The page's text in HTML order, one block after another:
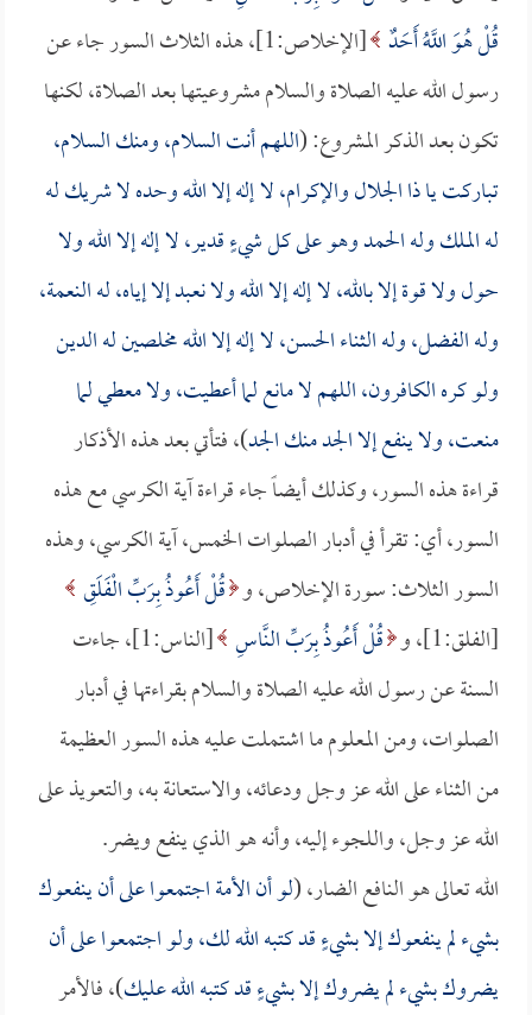
قُلْ هُوَ اللَّهُ أَحَدٌ
[الإخلاص:1]، هذه الثلاث السور جاء عن
رسول الله عليه الصلاة والسلام مشروعيتها بعد الصلاة، لكنها
تكون بعد الذكر المشروع: (اللهم أنت السلام، ومنك السلام،
تباركت يا ذا الجلال والإكرام، لا إله إلا الله وحده لا شريك له
له الملك وله الحمد وهو على كل شيءٍ قدير، لا إله إلا الله ولا
حول ولا قوة إلا بالله، لا إله إلا الله ولا نعبد إلا إياه، له النعمة،
وله الفضل، وله الثناء الحسن، لا إله إلا الله مخلصين له الدين
ولو كره الكافرون، اللهم لا مانع لما أعطيت، ولا معطي لما
منعت، ولا ينفع إلا الجد منك الجد)، فتأتي بعد هذه الأذكار
قراءة هذه السور، وكذلك أيضاً جاء قراءة آية الكرسي مع هذه
السور، أي: تقرأ في أدبار الصلوات الخمس، آية الكرسي، وهذه
السور الثلاث: سورة الإخلاص، و قُلْ أَعُوذُ بِرَبِّ الْفَلَقِ
[الفلق:1]، و
قُلْ أَعُوذُ بِرَبِّ النَّاسِ
[الناس:1]، جاءت
السنة عن رسول الله عليه الصلاة والسلام بقراءتها في أدبار
الصلوات، ومن المعلوم ما اشتملت عليه هذه السور العظيمة
من الثناء على الله عز وجل ودعائه، والاستعانة به، والتعويذ على
الله عز وجل، واللجوء إليه، وأنه هو الذي ينفع ويضر.
الله تعالى هو النافع الضار، (لو أن الأمة اجتمعوا على أن ينفعوك
بشيء لم ينفعوك إلا بشيءٍ قد كتبه الله لك، ولو اجتمعوا على أن
يضروك بشيء لم يضروك إلا بشيءٍ قد كتبه الله عليك)، فالأمر